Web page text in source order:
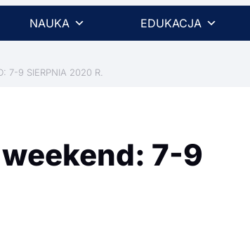
NAUKA EDUKACJA
7-9 SIERPNIA 2020 R.
7-9